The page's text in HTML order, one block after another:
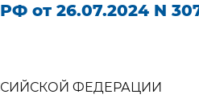
от 26.07.2024 N
ФЕДЕРАЦИИ